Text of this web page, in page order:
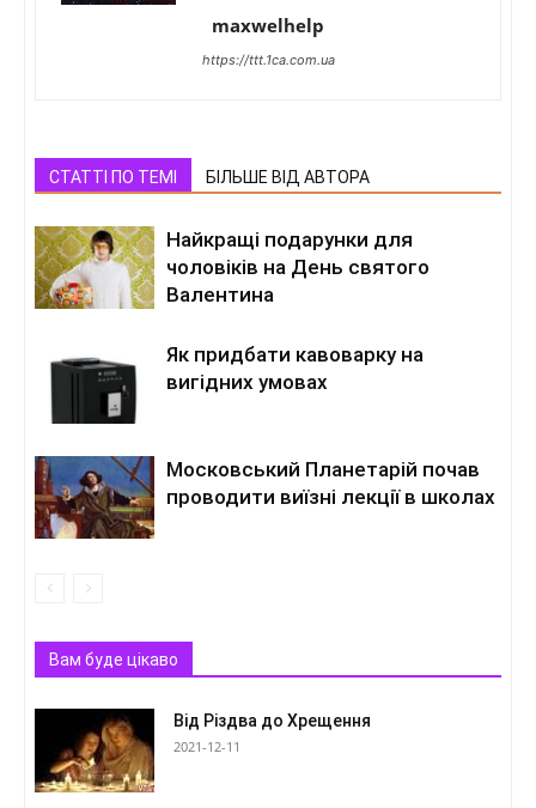
maxwelhelp
https://ttt.1ca.com.ua
СТАТТІ ПО ТЕМІ БІЛЬШЕ ВІД АВТОРА
Найкращі подарунки для
чоловіків на День святого
Валентина
Як придбати кавоварку на
вигідних умовах
Московський Планетарій почав
проводити виїзні лекції в школах
Вам буде цікаво
Від Різдва до Хрещення
2021-12-11